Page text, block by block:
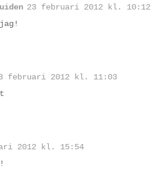
23 februari 2012 kl. 10:12
februari 2012 kl. 11:03
2012 kl. 15:54